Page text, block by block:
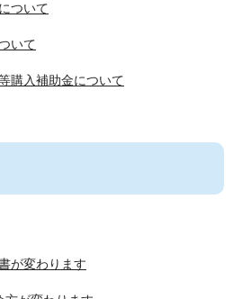
ついて
いて
購入補助金について
が変わります